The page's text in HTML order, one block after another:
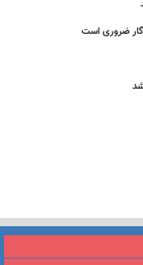
ضروری است